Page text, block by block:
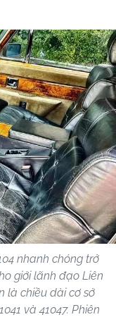
nhanh chóng trở
giới lãnh đạo Liên
là chiều dài cơ sở
và 41047. Phiên